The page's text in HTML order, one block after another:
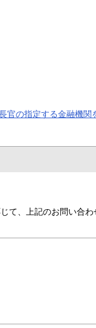
官の指定する金融機関
て、上記のお問い合わ